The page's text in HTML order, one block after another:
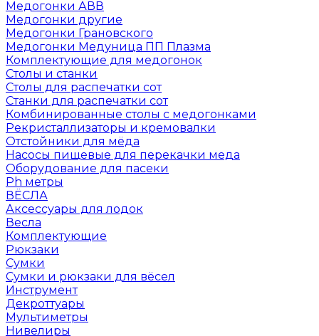
Медогонки АВВ
Медогонки другие
Медогонки Грановского
Медогонки Медуница ПП Плазма
Комплектующие для медогонок
Столы и станки
Столы для распечатки сот
Станки для распечатки сот
Комбинированные столы с медогонками
Рекристаллизаторы и кремовалки
Отстойники для мёда
Насосы пищевые для перекачки меда
Оборудование для пасеки
Ph метры
ВЁСЛА
Аксессуары для лодок
Весла
Комплектующие
Рюкзаки
Сумки
Сумки и рюкзаки для вёсел
Инструмент
Декроттуары
Мультиметры
Нивелиры